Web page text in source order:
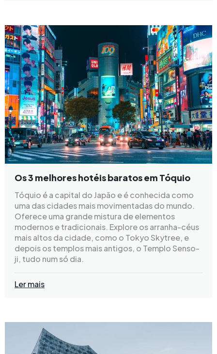
Os 3 melhores hotéis baratos em Tóquio
Tóquio é a capital do Japão e é conhecida como
uma das cidades mais movimentadas do mundo.
Oferece uma grande mistura de elementos
modernos e tradicionais. Explore os arranha-céus
mais altos da cidade, como o Tokyo Skytree, e
depois os templos mais antigos, o Templo Senso-
ji, tudo num só dia.
Ler mais